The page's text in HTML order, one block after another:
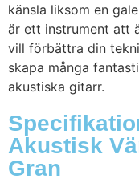
känsla liksom en
är ett instrument att
vill förbättra din
skapa många
akustiska gitarr.
Akustisk
Gran